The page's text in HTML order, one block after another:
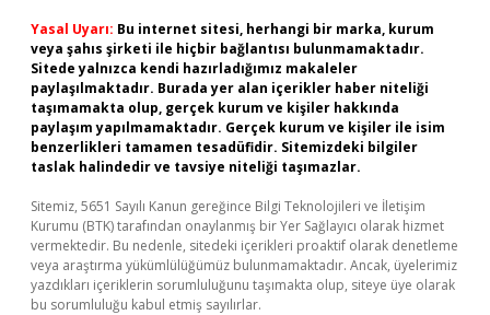
Yasal Uyarı: Bu internet sitesi, herhangi bir marka, kurum
veya şahıs şirketi ile hiçbir bağlantısı bulunmamaktadır.
Sitede yalnızca kendi hazırladığımız makaleler
paylaşılmaktadır. Burada yer alan içerikler haber niteliği
taşımamakta olup, gerçek kurum ve kişiler hakkında
paylaşım yapılmamaktadır. Gerçek kurum ve kişiler ile isim
benzerlikleri tamamen tesadüfidir. Sitemizdeki bilgiler
taslak halindedir ve tavsiye niteliği taşımazlar.
Sitemiz, 5651 Sayılı Kanun gereğince Bilgi Teknolojileri ve İletişim
Kurumu (BTK) tarafından onaylanmış bir Yer Sağlayıcı olarak hizmet
vermektedir. Bu nedenle, sitedeki içerikleri proaktif olarak denetleme
veya araştırma yükümlülüğümüz bulunmamaktadır. Ancak, üyelerimiz
yazdıkları içeriklerin sorumluluğunu taşımakta olup, siteye üye olarak
bu sorumluluğu kabul etmiş sayılırlar.